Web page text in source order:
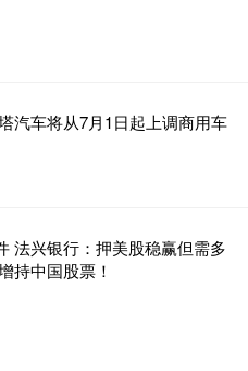
汽车将从7月1日起上调商用车
法兴银行：押美股稳赢但需多
持中国股票！